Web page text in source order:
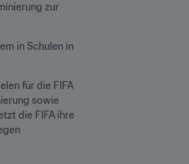
zur
in Schulen in
für die FIFA
sowie
die FIFA ihre